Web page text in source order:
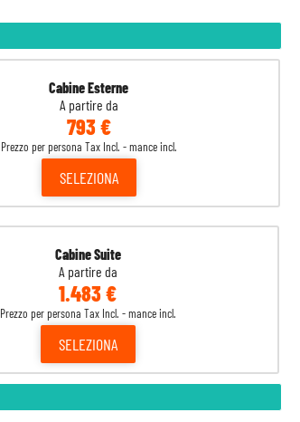
Cabine Esterne
A partire da
793 €
Prezzo per persona Tax Incl. - mance incl.
SELEZIONA
Cabine Suite
A partire da
1.483 €
Prezzo per persona Tax Incl. - mance incl.
SELEZIONA